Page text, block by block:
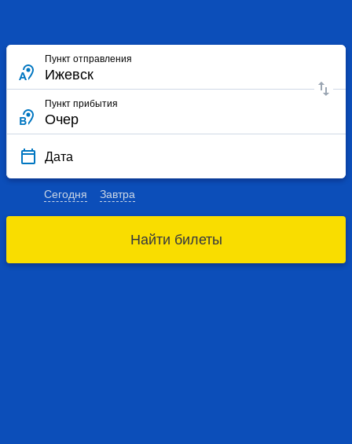
Пункт отправления
Пункт прибытия
Дата
Сегодня Завтра
Найти билеты